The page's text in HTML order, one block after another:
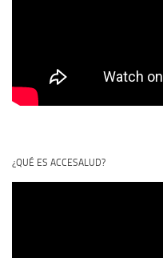
¿QUÉ ES ACCESALUD?